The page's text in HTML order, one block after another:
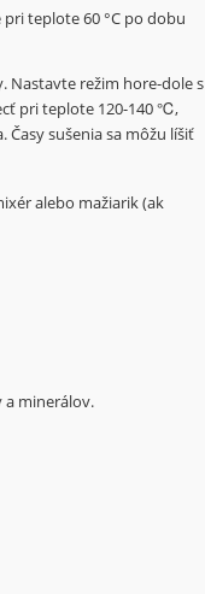
teplote 60 °C po dobu
Nastavte režim hore-dole s
pri teplote 120-140 ℃,
sušenia sa môžu líšiť
alebo mažiarik (ak
a minerálov.